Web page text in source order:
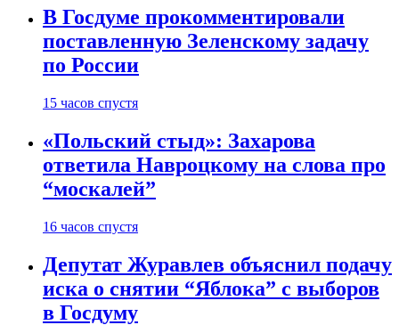
В Госдуме прокомментировали
поставленную Зеленскому задачу
по России
15 часов спустя
«Польский стыд»: Захарова
ответила Навроцкому на слова про
“москалей”
16 часов спустя
Депутат Журавлев объяснил подачу
иска о снятии “Яблока” с выборов
в Госдуму